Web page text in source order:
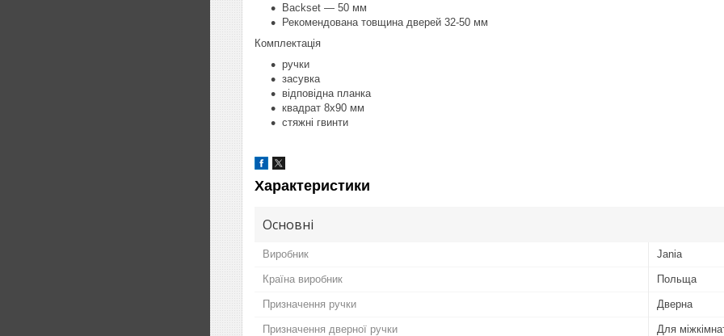
Backset — 50 мм
Рекомендована товщина дверей 32-50 мм
Комплектація
ручки
засувка
відповідна планка
квадрат 8x90 мм
стяжні гвинти
Характеристики
Основні
Виробник Jania
Країна виробник Польща
Призначення ручки Дверна
Призначення дверної ручки Для